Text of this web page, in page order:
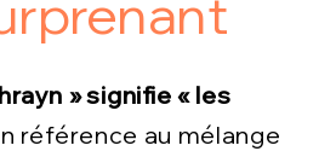
» signifie « les
référence au mélange